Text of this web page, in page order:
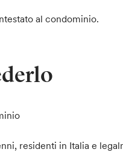
al condominio.
residenti in Italia e